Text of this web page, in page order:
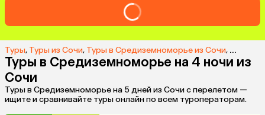
Туры, Туры из Сочи, Туры в Средиземноморье из Сочи, Туры в
Туры в Средиземноморье на 4 ночи из
Сочи
Туры в Средиземноморье на 5 дней из Сочи с перелетом —
ищите и сравнивайте туры онлайн по всем туроператорам.